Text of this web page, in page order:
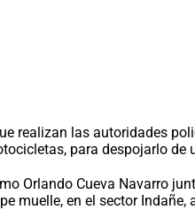
realizan las autoridades
para despojarlo
Orlando Cueva Navarro
muelle, en el sector